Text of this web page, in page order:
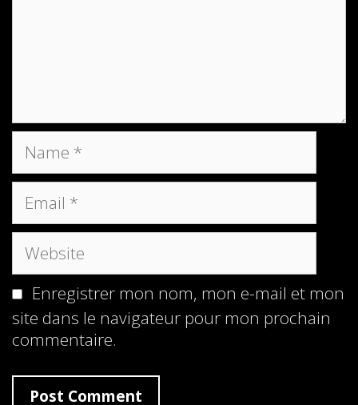
Enregistrer mon nom, mon e-mail et mon
site dans le navigateur pour mon prochain
commentaire.